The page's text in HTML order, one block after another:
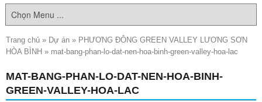
Trang chủ » Dự án » PHƯƠNG ĐÔNG GREEN VALLEY LƯƠNG SƠN
HÒA BÌNH » mat-bang-phan-lo-dat-nen-hoa-binh-green-valley-hoa-lac
MAT-BANG-PHAN-LO-DAT-NEN-HOA-BINH-
GREEN-VALLEY-HOA-LAC